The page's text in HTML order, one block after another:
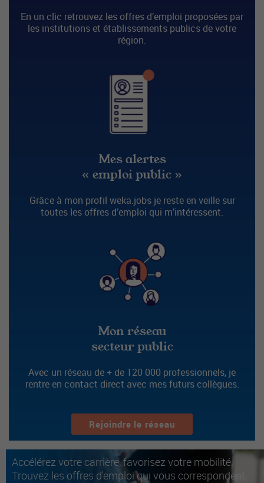
En un clic retrouvez les offres d’emploi proposées par
les institutions et établissements publics de votre
région.
Mes alertes
« emploi public »
Grâce à mon profil weka.jobs je reste en veille sur
toutes les offres d’emploi qui m’intéressent.
Mon réseau
secteur public
Avec un réseau de + de 120 000 professionnels, je
rentre en contact direct avec mes futurs collègues.
Rejoindre le réseau
Accélérez votre carrière, favorisez votre mobilité.
Trouvez les offres d'emploi qui vous correspondent.